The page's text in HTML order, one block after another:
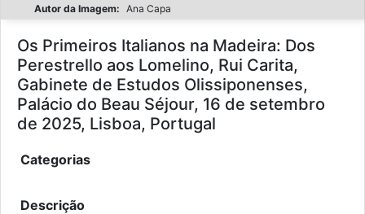
Autor da Imagem: Ana Capa
Os Primeiros Italianos na Madeira: Dos
Perestrello aos Lomelino, Rui Carita,
Gabinete de Estudos Olissiponenses,
Palácio do Beau Séjour, 16 de setembro
de 2025, Lisboa, Portugal
Categorias
Descrição